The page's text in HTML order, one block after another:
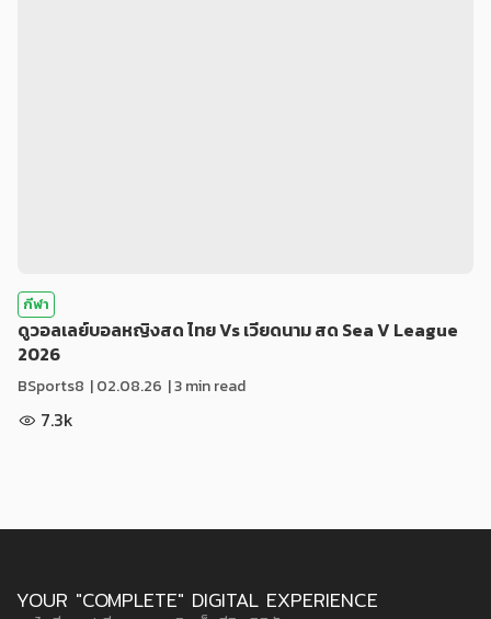
กีฬา
ดูวอลเลย์บอลหญิงสด ไทย Vs เวียดนาม สด Sea V League
2026
BSports8 |02.08.26 | 3 min read
7.3k
YOUR "COMPLETE" DIGITAL EXPERIENCE